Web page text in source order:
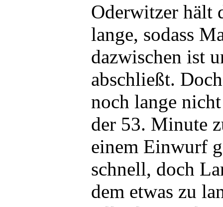
Oderwitzer hält
lange, sodass
dazwischen ist
abschließt.
noch lange
der 53. Minute
einem Einwurf
schnell, doch
dem etwas zu